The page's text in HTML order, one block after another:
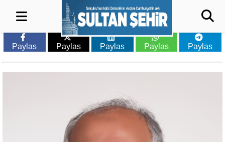
Paylas Paylas Paylas Paylas Paylas